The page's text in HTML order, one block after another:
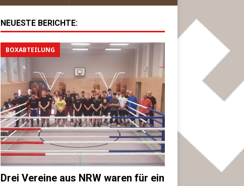
NEUESTE BERICHTE:
BOXABTEILUNG
Drei Vereine aus NRW waren für ein